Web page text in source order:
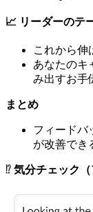
📈 リーダーのテ
これから伸
あなたのキ
み出すお手
まとめ
フィードバ
が改善でき
⁉️ 気分チェック（